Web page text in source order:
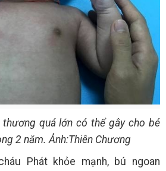
quá lớn có thể gây cho bé
2 năm. Ảnh:Thiên Chương
Phát khỏe mạnh, bú ngoan